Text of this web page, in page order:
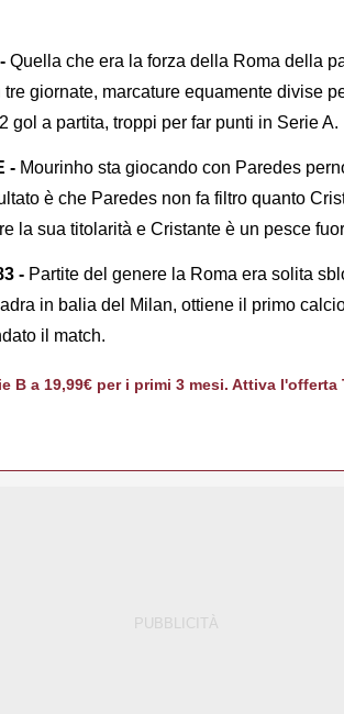
Quella che era la forza della Roma della
giornate, marcature equamente divise
gol a partita, troppi per far punti in Serie A.
- Mourinho sta giocando con Paredes
è che Paredes non fa filtro quanto
la sua titolarità e Cristante è un pesce
- Partite del genere la Roma era solita
in balia del Milan, ottiene il primo
il match.
B a 19,99€ per i primi 3 mesi. Attiva l'offerta